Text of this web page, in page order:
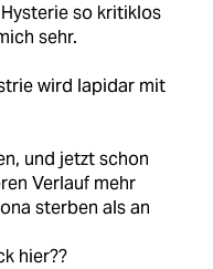
so kritiklos
sehr.
wird lapidar mit
und jetzt schon
Verlauf mehr
sterben als an
hier??